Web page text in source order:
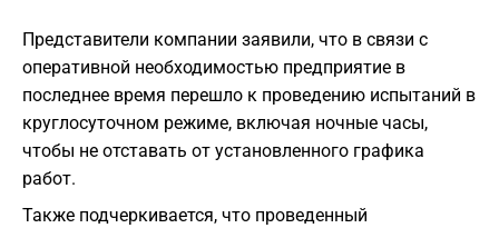
Представители компании заявили, что в связи с
оперативной необходимостью предприятие в
последнее время перешло к проведению испытаний в
круглосуточном режиме, включая ночные часы,
чтобы не отставать от установленного графика
работ.
Также подчеркивается, что проведенный